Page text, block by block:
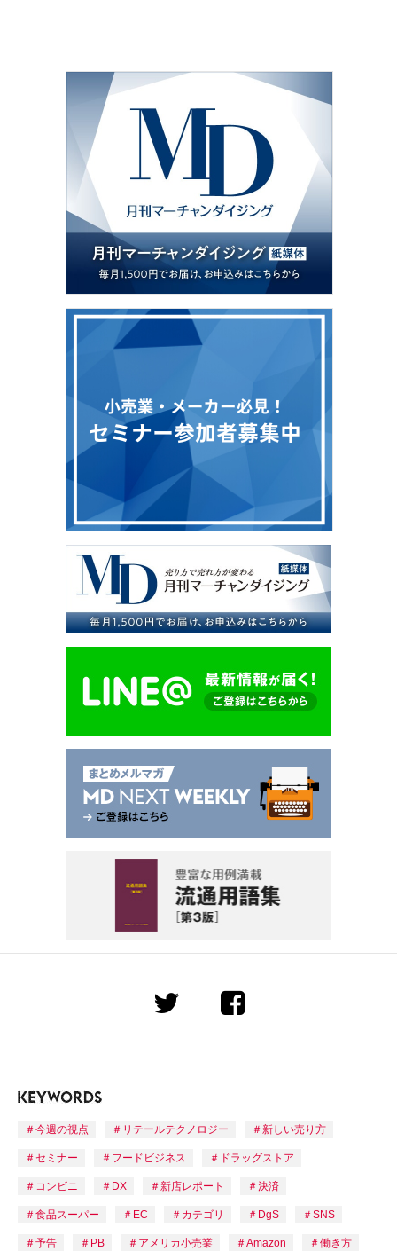
今週の視点 リテールテクノロジー 新しい売り方
セミナー フードビジネス ドラッグストア
コンビニ DX 新店レポート 決済
食品スーパー EC カテゴリ DgS SNS
予告 PB アメリカ小売業 Amazon 働き方